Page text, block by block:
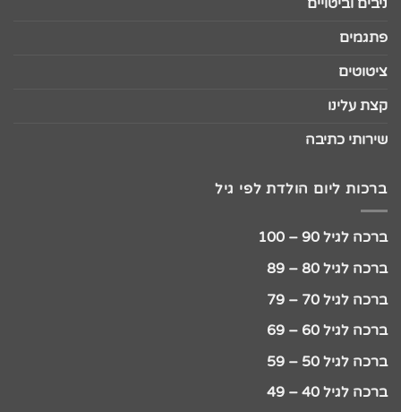
פתגמים
ציטוטים
קצת עלינו
שירותי כתיבה
ברכות ליום הולדת לפי גיל
ברכה לגיל 90 – 100
ברכה לגיל 80 – 89
ברכה לגיל 70 – 79
ברכה לגיל 60 – 69
ברכה לגיל 50 – 59
ברכה לגיל 40 – 49